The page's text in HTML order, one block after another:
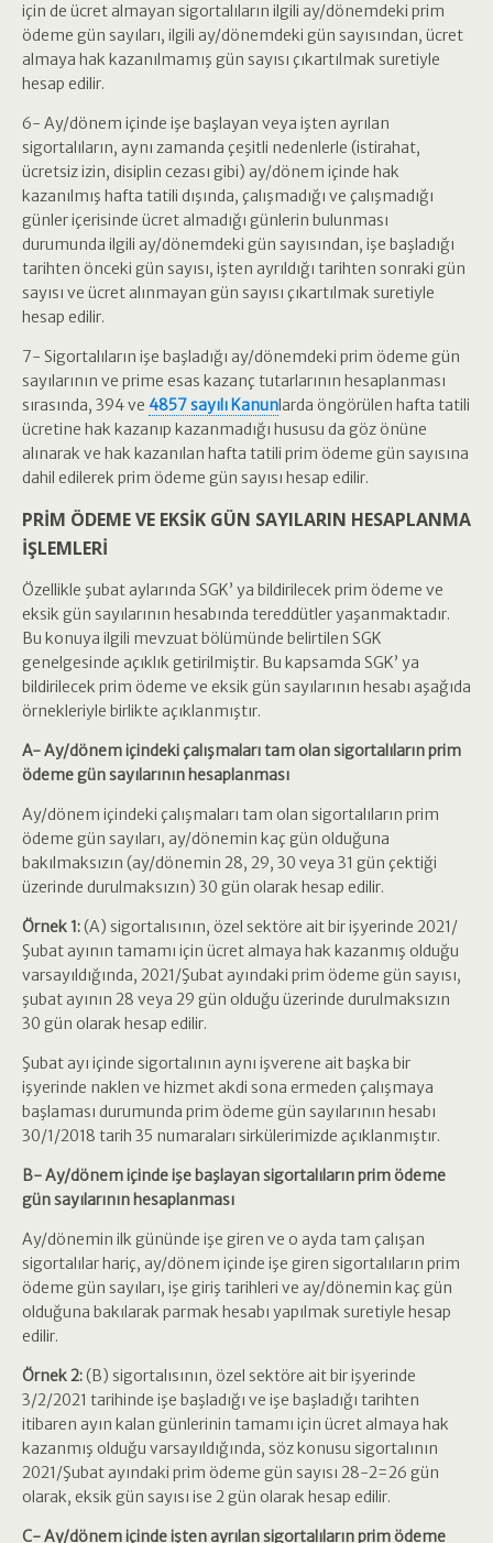
için de ücret almayan sigortalıların ilgili ay/dönemdeki prim
ödeme gün sayıları, ilgili ay/dönemdeki gün sayısından, ücret
almaya hak kazanılmamış gün sayısı çıkartılmak suretiyle
hesap edilir.
6- Ay/dönem içinde işe başlayan veya işten ayrılan
sigortalıların, aynı zamanda çeşitli nedenlerle (istirahat,
ücretsiz izin, disiplin cezası gibi) ay/dönem içinde hak
kazanılmış hafta tatili dışında, çalışmadığı ve çalışmadığı
günler içerisinde ücret almadığı günlerin bulunması
durumunda ilgili ay/dönemdeki gün sayısından, işe başladığı
tarihten önceki gün sayısı, işten ayrıldığı tarihten sonraki gün
sayısı ve ücret alınmayan gün sayısı çıkartılmak suretiyle
hesap edilir.
7- Sigortalıların işe başladığı ay/dönemdeki prim ödeme gün
sayılarının ve prime esas kazanç tutarlarının hesaplanması
sırasında, 394 ve 4857 sayılı Kanunlarda öngörülen hafta tatili
ücretine hak kazanıp kazanmadığı hususu da göz önüne
alınarak ve hak kazanılan hafta tatili prim ödeme gün sayısına
dahil edilerek prim ödeme gün sayısı hesap edilir.
PRİM ÖDEME VE EKSİK GÜN SAYILARIN HESAPLANMA
İŞLEMLERİ
Özellikle şubat aylarında SGK’ ya bildirilecek prim ödeme ve
eksik gün sayılarının hesabında tereddütler yaşanmaktadır.
Bu konuya ilgili mevzuat bölümünde belirtilen SGK
genelgesinde açıklık getirilmiştir. Bu kapsamda SGK’ ya
bildirilecek prim ödeme ve eksik gün sayılarının hesabı aşağıda
örnekleriyle birlikte açıklanmıştır.
A- Ay/dönem içindeki çalışmaları tam olan sigortalıların prim
ödeme gün sayılarının hesaplanması
Ay/dönem içindeki çalışmaları tam olan sigortalıların prim
ödeme gün sayıları, ay/dönemin kaç gün olduğuna
bakılmaksızın (ay/dönemin 28, 29, 30 veya 31 gün çektiği
üzerinde durulmaksızın) 30 gün olarak hesap edilir.
Örnek 1:(A) sigortalısının, özel sektöre ait bir işyerinde 2021/
Şubat ayının tamamı için ücret almaya hak kazanmış olduğu
varsayıldığında, 2021/Şubat ayındaki prim ödeme gün sayısı,
şubat ayının 28 veya 29 gün olduğu üzerinde durulmaksızın
30 gün olarak hesap edilir.
Şubat ayı içinde sigortalının aynı işverene ait başka bir
işyerinde naklen ve hizmet akdi sona ermeden çalışmaya
başlaması durumunda prim ödeme gün sayılarının hesabı
30/1/2018 tarih 35 numaraları sirkülerimizde açıklanmıştır.
B- Ay/dönem içinde işe başlayan sigortalıların prim ödeme
gün sayılarının hesaplanması
Ay/dönemin ilk gününde işe giren ve o ayda tam çalışan
sigortalılar hariç, ay/dönem içinde işe giren sigortalıların prim
ödeme gün sayıları, işe giriş tarihleri ve ay/dönemin kaç gün
olduğuna bakılarak parmak hesabı yapılmak suretiyle hesap
edilir.
Örnek 2:(B) sigortalısının, özel sektöre ait bir işyerinde
3/2/2021 tarihinde işe başladığı ve işe başladığı tarihten
itibaren ayın kalan günlerinin tamamı için ücret almaya hak
kazanmış olduğu varsayıldığında, söz konusu sigortalının
2021/Şubat ayındaki prim ödeme gün sayısı 28-2=26 gün
olarak, eksik gün sayısı ise 2 gün olarak hesap edilir.
C- Ay/dönem içinde işten ayrılan sigortalıların prim ödeme